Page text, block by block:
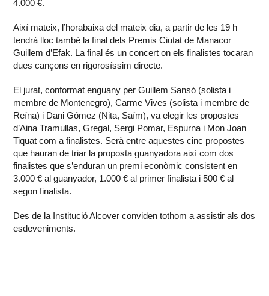
4.000 €.
Així mateix, l’horabaixa del mateix dia, a partir de les 19 h
tendrà lloc també la final dels Premis Ciutat de Manacor
Guillem d’Efak. La final és un concert on els finalistes tocaran
dues cançons en rigorosíssim directe.
El jurat, conformat enguany per Guillem Sansó (solista i
membre de Montenegro), Carme Vives (solista i membre de
Reïna) i Dani Gómez (Nita, Saïm), va elegir les propostes
d’Aina Tramullas, Gregal, Sergi Pomar, Espurna i Mon Joan
Tiquat com a finalistes. Serà entre aquestes cinc propostes
que hauran de triar la proposta guanyadora així com dos
finalistes que s’enduran un premi econòmic consistent en
3.000 € al guanyador, 1.000 € al primer finalista i 500 € al
segon finalista.
Des de la Institució Alcover conviden tothom a assistir als dos
esdeveniments.